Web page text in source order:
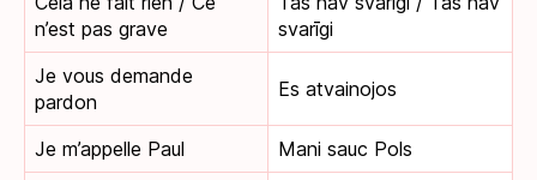
n’est pas grave
svarīgi
Je vous demande
pardon
Es atvainojos
Je m’appelle Paul
Mani sauc Pols